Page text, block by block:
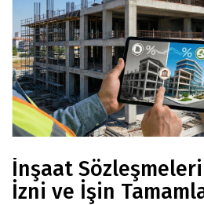
İnşaat
İzni ve İşin